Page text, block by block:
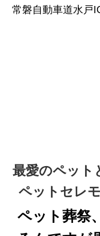
常磐自動車道水戸
最愛のペット
ペットセレ
ペット葬祭